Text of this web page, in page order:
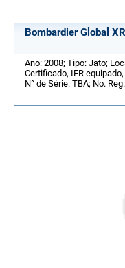
Bombardier Global
Ano: 2008; Tipo: Jato;
Certificado, IFR
N° de Série: TBA; No.